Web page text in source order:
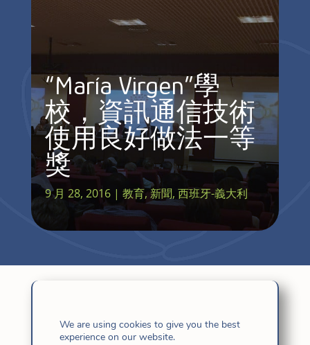
“María Virgen”學
校，資訊通信技術
使用良好做法一等
獎
9 月 28, 2016| 教育,新聞, 西班牙-義大利
上週五，天主教學校正式宣佈，
We are using cookies to give you the best
experience on our website.